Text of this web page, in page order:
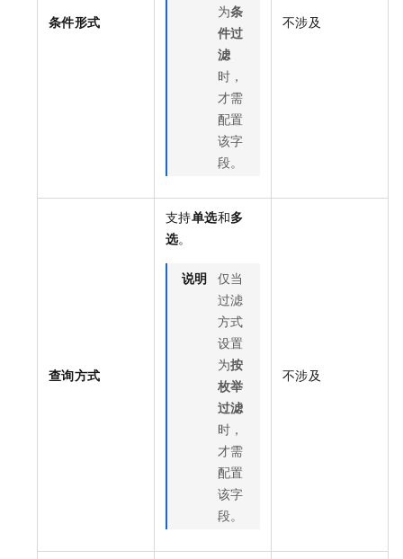
条件形式
为条
件过
滤
时，
才需
配置
该字
段。
不涉及
查询方式
支持单选和多
选。
说明 仅当
过滤
方式
设置
为按
枚举
过滤
时，
才需
配置
该字
段。
不涉及